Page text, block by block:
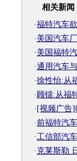
相关新闻
·福特汽车
· 美国汽车
· 美国福特
·通用汽车
·徐性怡:从
· 顾镭:从福
· [视频广告
·前福特汽
·工信部汽
·克莱斯勒